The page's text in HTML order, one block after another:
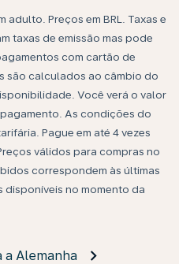
Preços em BRL. Taxas e
taxas de emissão mas pode
com cartão de
são calculados ao câmbio do
Você verá o valor
As condições do
Pague em até 4 vezes
válidos para compras no
correspondem às últimas
disponíveis no momento da
a Alemanha